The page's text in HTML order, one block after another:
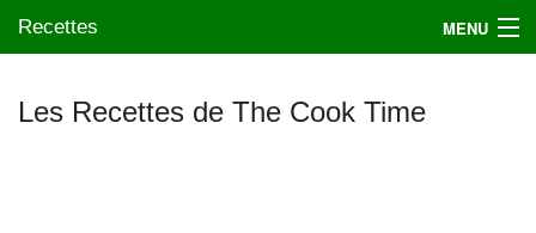
Recettes MENU
Les Recettes de The Cook Time